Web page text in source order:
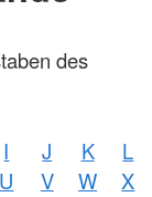
des
I J K
L
U V W
X
Foto:
Zelck /